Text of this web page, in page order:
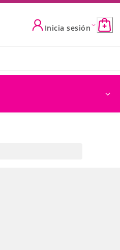
Inicia sesión